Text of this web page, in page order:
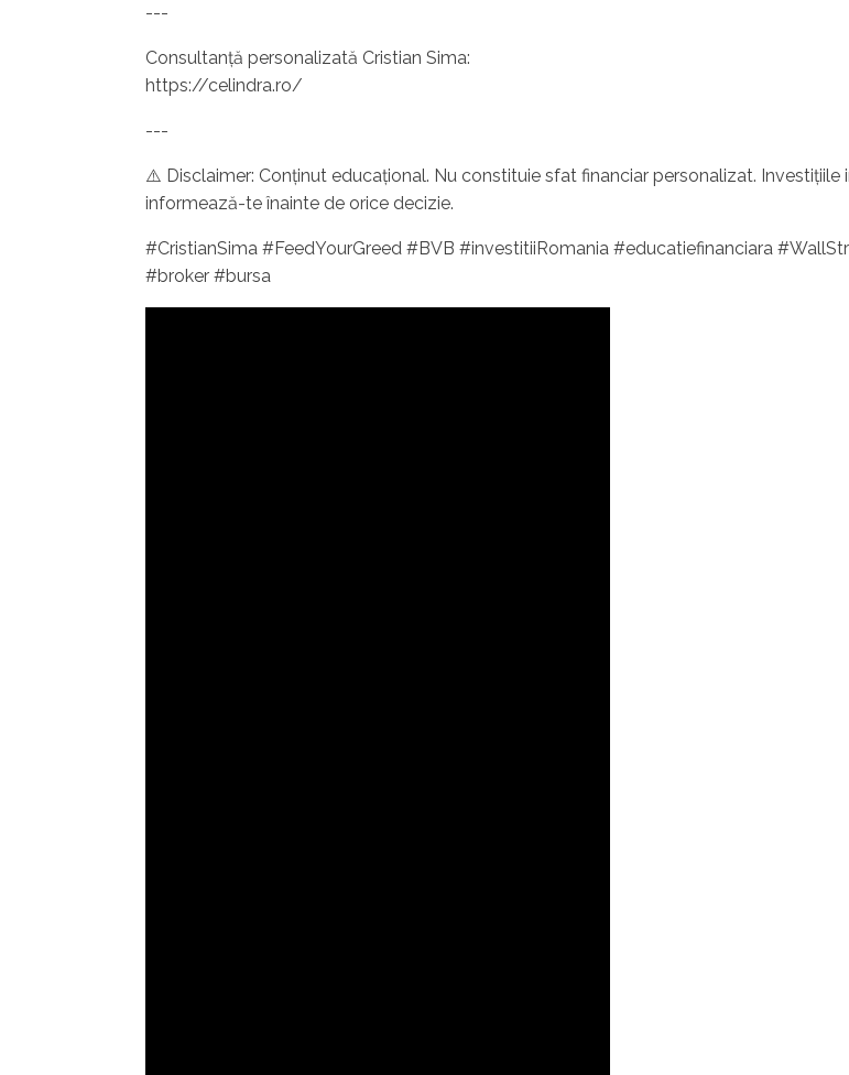
---
Consultanță personalizată Cristian Sima:
https://celindra.ro/
---
⚠️ Disclaimer: Conținut educațional. Nu constituie sfat financiar personalizat.
informează-te înainte de orice decizie.
#CristianSima #FeedYourGreed #BVB #investitiiRomania #educatiefinanciara
#broker #bursa